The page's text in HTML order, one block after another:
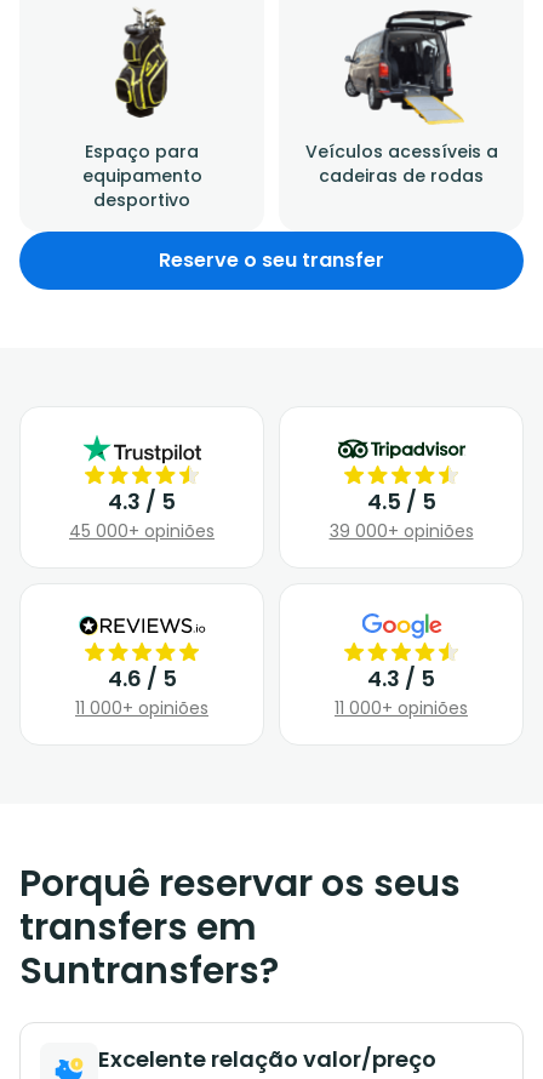
Espaço para
equipamento
desportivo
Veículos acessíveis a
cadeiras de rodas
Reserve o seu transfer
4.3 / 5
45 000+ opiniões
4.5 / 5
39 000+ opiniões
4.6 / 5
11 000+ opiniões
4.3 / 5
11 000+ opiniões
Porquê reservar os seus
transfers em
Suntransfers?
Excelente relação valor/preço